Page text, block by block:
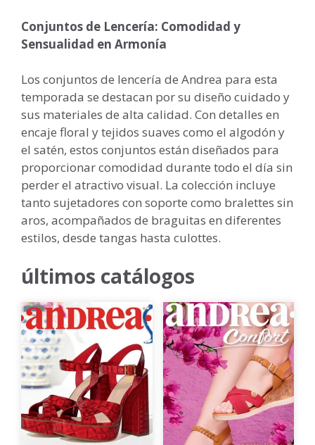
Conjuntos de Lencería: Comodidad y
Sensualidad en Armonía
Los conjuntos de lencería de Andrea para esta
temporada se destacan por su diseño cuidado y
sus materiales de alta calidad. Con detalles en
encaje floral y tejidos suaves como el algodón y
el satén, estos conjuntos están diseñados para
proporcionar comodidad durante todo el día sin
perder el atractivo visual. La colección incluye
tanto sujetadores con soporte como bralettes sin
aros, acompañados de braguitas en diferentes
estilos, desde tangas hasta culottes.
últimos catálogos